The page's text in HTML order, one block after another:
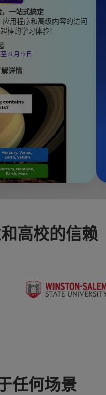
一站式搞定
用程序和高级内容的访问
棒的学习体验！
8 月 9 日
详情
高校的信赖
任何场景